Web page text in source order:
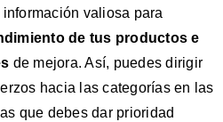
valiosa para
de tus productos e
de mejora. Así, puedes dirigir
hacia las categorías en las
que debes dar prioridad